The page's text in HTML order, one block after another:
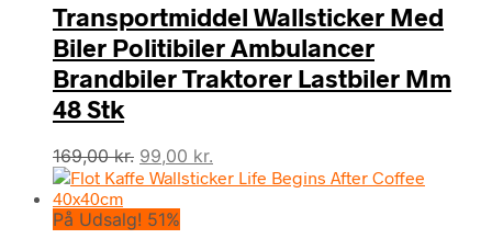
Transportmiddel Wallsticker Med
Biler Politibiler Ambulancer
Brandbiler Traktorer Lastbiler Mm
48 Stk
169,00kr. Den
oprindelige
var:
99,00 kr.
aktuelle
På Udsalg! 51%